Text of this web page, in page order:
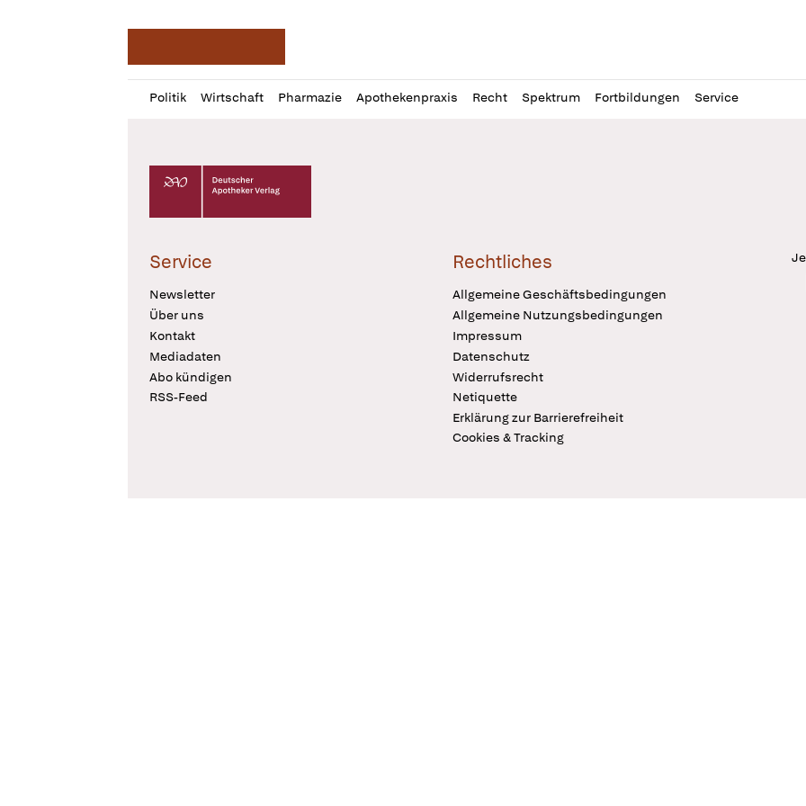
Politik Wirtschaft Pharmazie Apothekenpraxis Recht Spektrum Fortbildungen Service
Profil
öffnen
Daz
Pur
Deutscher Apotheker Verlag Logo
Service
Newsletter
Über uns
Kontakt
Mediadaten
Abo kündigen
RSS-Feed
Rechtliches
Allgemeine Geschäftsbedingungen
Allgemeine Nutzungsbedingungen
Impressum
Datenschutz
Widerrufsrecht
Netiquette
Erklärung zur Barrierefreiheit
Cookies & Tracking